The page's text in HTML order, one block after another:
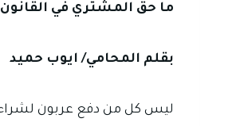
ما حق المشتري في القانون
بقلم المحامي/ ايوب حميد
ليس كل من دفع عربون لشراء